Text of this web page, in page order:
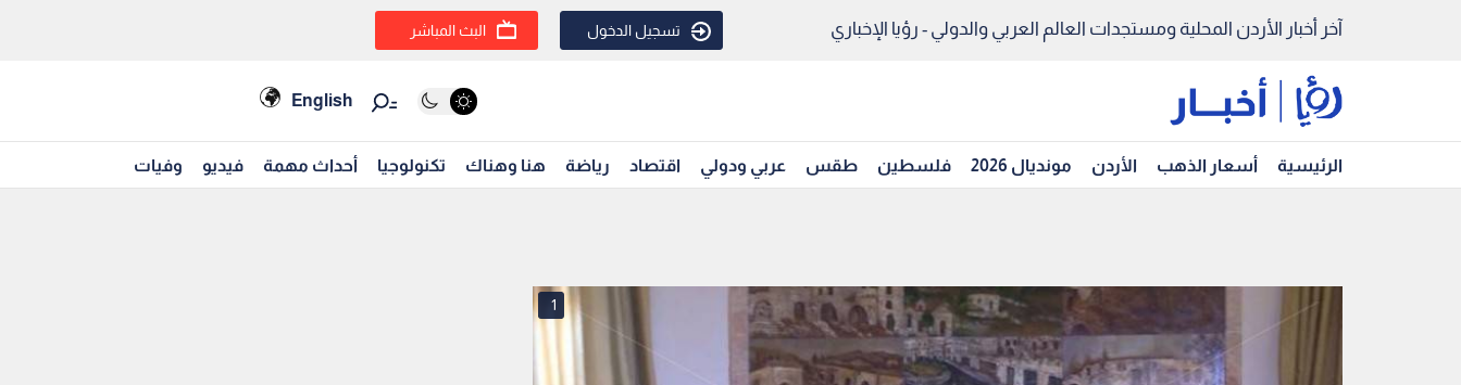
آخر أخبار الأردن المحلية ومستجدات العالم العربي والدولي - رؤيا الإخباري تسجيل الدخول البث المباشر
English
الرئيسية أسعار الذهب الأردن مونديال 2026 فلسطين طقس عربي ودولي اقتصاد رياضة هنا وهناك تكنولوجيا أحداث مهمة فيديو وفيات
1